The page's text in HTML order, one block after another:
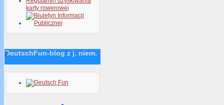
karty rowerowej
DeutschFun-blog z j. niem.